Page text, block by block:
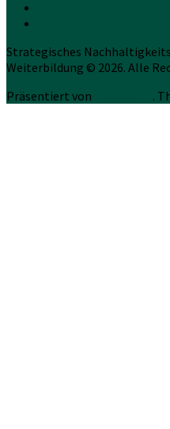
Strategisches
Weiterbildung © 2026. Alle
Präsentiert von
.